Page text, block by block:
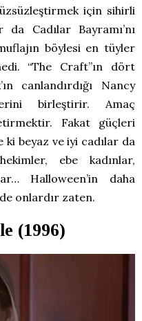
için sihirli
Cadılar Bayramı’nı
böylesi en tüyler
“The Craft”ın dört
canlandırdığı Nancy
birleştirir. Amaç
Fakat güçleri
ki beyaz ve iyi cadılar da
ebe kadınlar,
Halloween’in daha
de onlardır zaten.
(1996)